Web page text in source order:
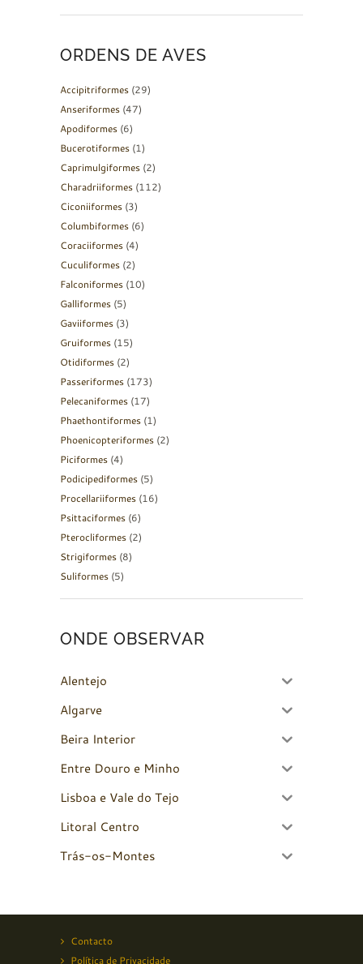
ORDENS DE AVES
Accipitriformes (29)
Anseriformes (47)
Apodiformes (6)
Bucerotiformes (1)
Caprimulgiformes (2)
Charadriiformes (112)
Ciconiiformes (3)
Columbiformes (6)
Coraciiformes (4)
Cuculiformes (2)
Falconiformes (10)
Galliformes (5)
Gaviiformes (3)
Gruiformes (15)
Otidiformes (2)
Passeriformes (173)
Pelecaniformes (17)
Phaethontiformes (1)
Phoenicopteriformes (2)
Piciformes (4)
Podicipediformes (5)
Procellariiformes (16)
Psittaciformes (6)
Pterocliformes (2)
Strigiformes (8)
Suliformes (5)
ONDE OBSERVAR
Alentejo
Algarve
Beira Interior
Entre Douro e Minho
Lisboa e Vale do Tejo
Litoral Centro
Trás-os-Montes
Contacto
Política de Privacidade